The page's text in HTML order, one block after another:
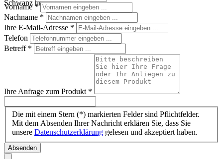
Schwanz und Barthaaren
Vorname *
Nachname *
Ihre E-Mail-Adresse *
Telefon
Betreff *
Ihre Anfrage zum Produkt *
Die mit einem Stern (*) markierten Felder sind Pflichtfelder.
Mit dem Absenden Ihrer Nachricht erklären Sie, dass Sie
unsere Datenschutzerklärung gelesen und akzeptiert haben.
Absenden